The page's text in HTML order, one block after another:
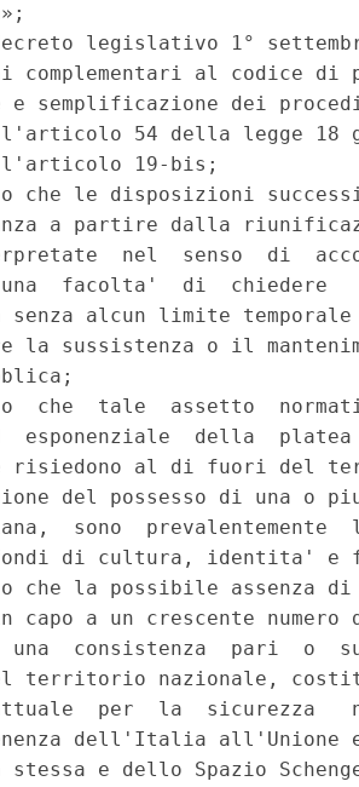
legislativo 1°
complementari al codice
e semplificazione dei
54 della legge 18
l'articolo 19-bis;
che le disposizioni
a partire dalla
nel  senso  di
facolta'  di  chiedere
senza alcun limite
la sussistenza o il
che  tale  assetto
esponenziale  della
risiedono al di fuori del
del possesso di una o
sono
di cultura, identita'
che la possibile assenza
capo a un crescente
una  consistenza  pari  o
territorio nazionale,
per  la  sicurezza
dell'Italia
stessa e dello Spazio